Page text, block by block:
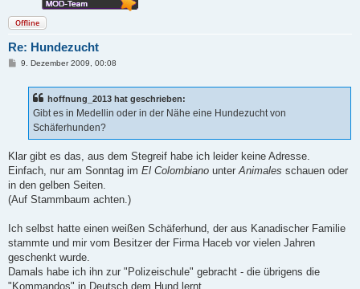
Offline
Re: Hundezucht
B9. Dezember 2009, 00:08
hoffnung_2013 hat geschrieben:
Gibt es in Medellin oder in der Nähe eine Hundezucht von
Schäferhunden?
Klar gibt es das, aus dem Stegreif habe ich leider keine Adresse.
Einfach, nur am Sonntag im El Colombiano unterAnimales schauen oder
in den gelben Seiten.
(Auf Stammbaum achten.)
Ich selbst hatte einen weißen Schäferhund, der aus Kanadischer Familie
stammte und mir vom Besitzer der Firma Haceb vor vielen Jahren
geschenkt wurde.
Damals habe ich ihn zur "Polizeischule" gebracht - die übrigens die
"Kommandos" in Deutsch dem Hund lernt.